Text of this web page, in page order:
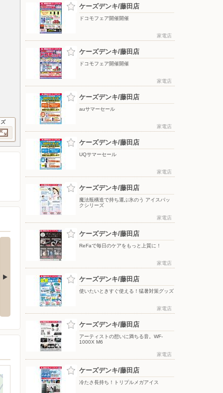
フェア 夏のスマホ＆ネット応援フェア ドコモフェア開催開催
ケーズデンキ/藤田店
ドコモフェア開催開催
家電店
ケーズデンキ/藤田店
ドコモフェア開催開催
家電店
ケーズデンキ/藤田店
auサマーセール
家電店
ケーズデンキ/藤田店
UQサマーセール
家電店
ケーズデンキ/藤田店
魔法瓶構造で持ち運ぶ氷のう アイスパッ
クシリーズ
家電店
ケーズデンキ/藤田店
ReFaで毎日のケアをもっと上質に！
家電店
ケーズデンキ/藤田店
使いたいときすぐ使える！猛暑対策グッズ
家電店
ケーズデンキ/藤田店
アーティストの想いに満ちる音。WF-
1000X M6
家電店
ケーズデンキ/藤田店
冷たさ長持ち！トリプルメガアイス